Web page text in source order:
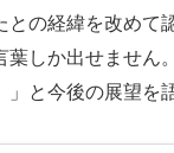
との経緯を改めて
葉しか出せません
と今後の展望を